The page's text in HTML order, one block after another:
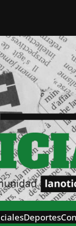
Deportes